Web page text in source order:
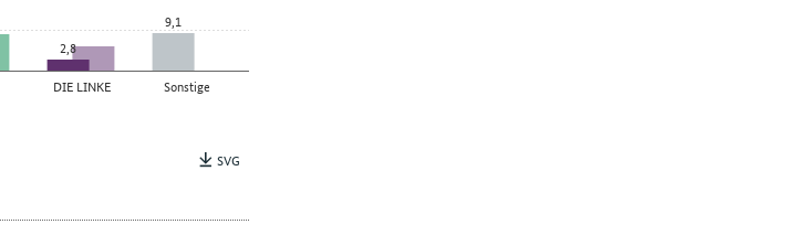
DIE LINKE Sonstige
2,8
9,1
SVG